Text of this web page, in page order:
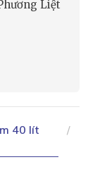
Liệt
40 lít